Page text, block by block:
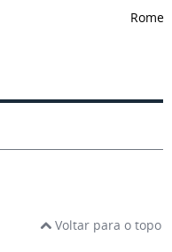
Rome
Voltar para o topo